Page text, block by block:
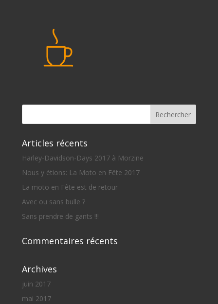
Articles récents
Harley-Davidson-Days 2017 à Morzine
Nous y étions: La Moto en Fête 2017
La moto en Fête est de retour
Avec ou sans bulle ?
Sans prendre de gants !!!
Commentaires récents
Archives
juin 2017
mai 2017